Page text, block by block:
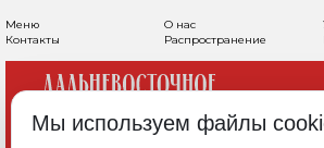
Меню О нас
Контакты
Распространение
Мы используем файлы